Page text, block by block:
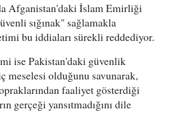
Afganistan'daki İslam Emirliği
sığınak" sağlamakla
bu iddiaları sürekli reddediyor.
ise Pakistan'daki güvenlik
meselesi olduğunu savunarak,
faaliyet gösterdiği
gerçeği yansıtmadığını dile